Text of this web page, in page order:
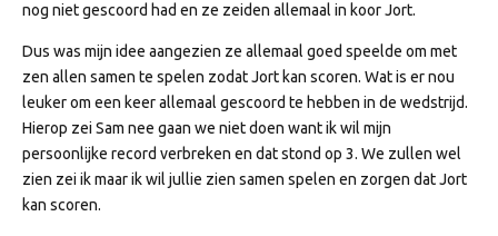
nog niet gescoord had en ze zeiden allemaal in koor Jort.
Dus was mijn idee aangezien ze allemaal goed speelde om met
zen allen samen te spelen zodat Jort kan scoren. Wat is er nou
leuker om een keer allemaal gescoord te hebben in de wedstrijd.
Hierop zei Sam nee gaan we niet doen want ik wil mijn
persoonlijke record verbreken en dat stond op 3. We zullen wel
zien zei ik maar ik wil jullie zien samen spelen en zorgen dat Jort
kan scoren.